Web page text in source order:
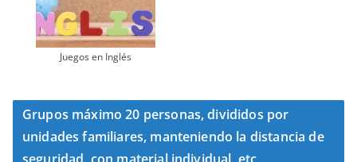
Juegos en Inglés
Grupos máximo 20 personas, divididos por
unidades familiares, manteniendo la distancia de